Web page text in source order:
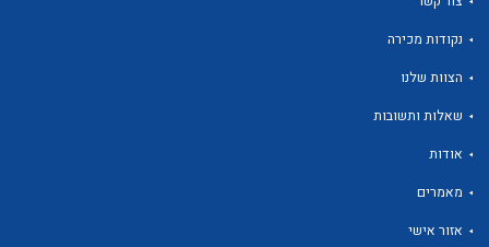
נקודות מכירה
הצוות שלנו
שאלות ותשובות
אודות
מאמרים
אזור אישי